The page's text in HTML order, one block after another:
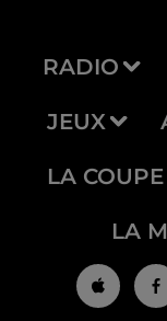
RADIO
JEUX
LA
LA